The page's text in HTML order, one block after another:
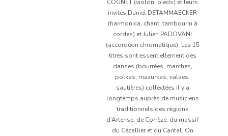
COGNET (violon, pieds) et leurs
invités Daniel DETAMMAECKER
(harmonica, chant, tambourin à
cordes) et Julien PADOVANI
(accordéon chromatique). Les 15
titres sont essentiellement des
danses (bourrées, marches,
polkas, mazurkas, valses,
sautières) collectées il y a
longtemps auprès de musiciens
traditionnels des régions
d’Artense, de Corrèze, du massif
du Cézallier et du Cantal. On